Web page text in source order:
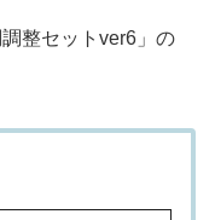
整セットver6」の